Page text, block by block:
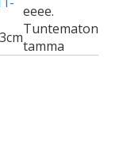
eeee.
Tuntematon
tamma